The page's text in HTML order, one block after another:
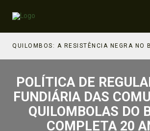
QUILOMBOS: A RESISTÊNCIA NEGRA NO
POLÍTICA DE
FUNDIÁRIA DAS
QUILOMBOLAS DO
COMPLETA 20